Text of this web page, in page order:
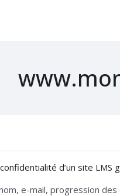
d’un site LMS
e-mail, progression